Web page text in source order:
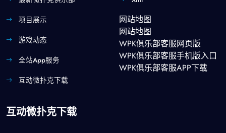
项目展示
游戏动态
全站app服务
互动微扑克下载
网站地图
网站地图
WPK俱乐部客服网页版
WPK俱乐部客服手机版入口
WPK俱乐部客服APP下载
互动微扑克下载